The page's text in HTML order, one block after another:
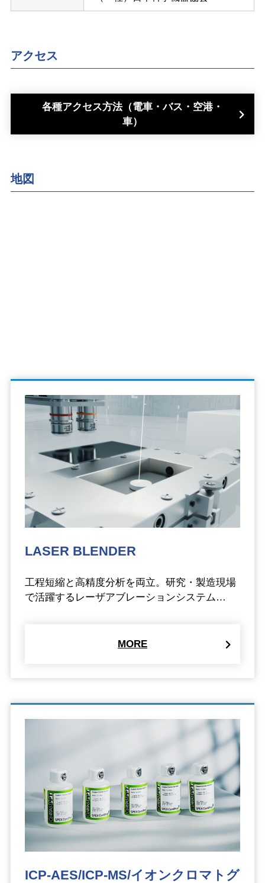
アクセス
各種アクセス方法（電車・バス・空港・
車）
地図
LASER BLENDER
工程短縮と高精度分析を両立。研究・製造現場
で活躍するレーザアブレーションシステム…
MORE
ICP-AES/ICP-MS/イオンクロマトグ